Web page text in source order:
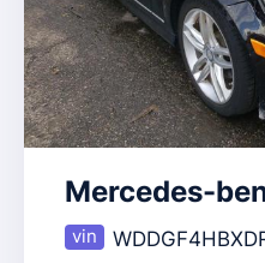
Mercedes-